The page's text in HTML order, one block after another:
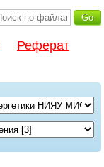
Реферат